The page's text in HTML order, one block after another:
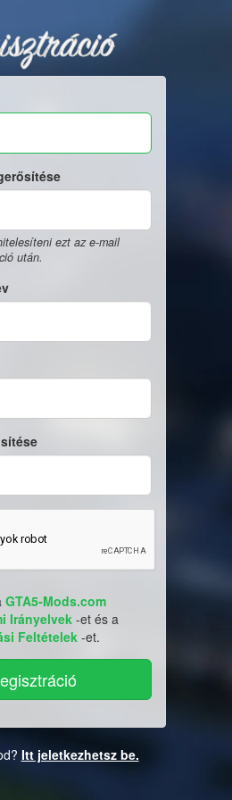
ezt az e-mail
után.
GTA5-Mods.com
Irányelvek-et és a
Feltételek -et.
Itt jeletkezhetsz be.